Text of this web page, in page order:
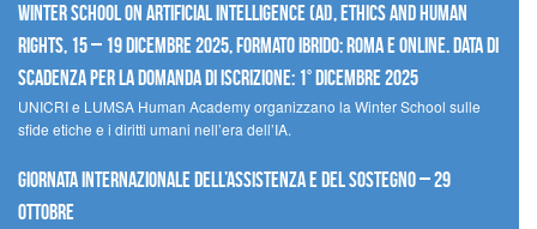
Winter School on Artificial Intelligence (AI), Ethics and Human
Rights, 15 – 19 dicembre 2025, Formato Ibrido: Roma e online. Data di
scadenza per la domanda di iscrizione: 1° dicembre 2025
UNICRI e LUMSA Human Academy organizzano la Winter School sulle
sfide etiche e i diritti umani nell’era dell’IA.
Giornata internazionale dell’assistenza e del sostegno – 29
ottobre